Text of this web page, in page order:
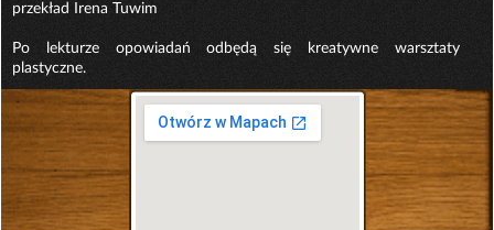
przekład Irena Tuwim
Po lekturze opowiadań odbędą się kreatywne warsztaty
plastyczne.